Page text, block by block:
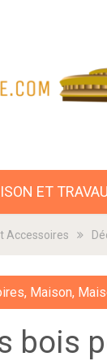
ET
Accessoires
, Maison,
bois